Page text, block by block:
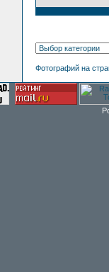
Фотографий на